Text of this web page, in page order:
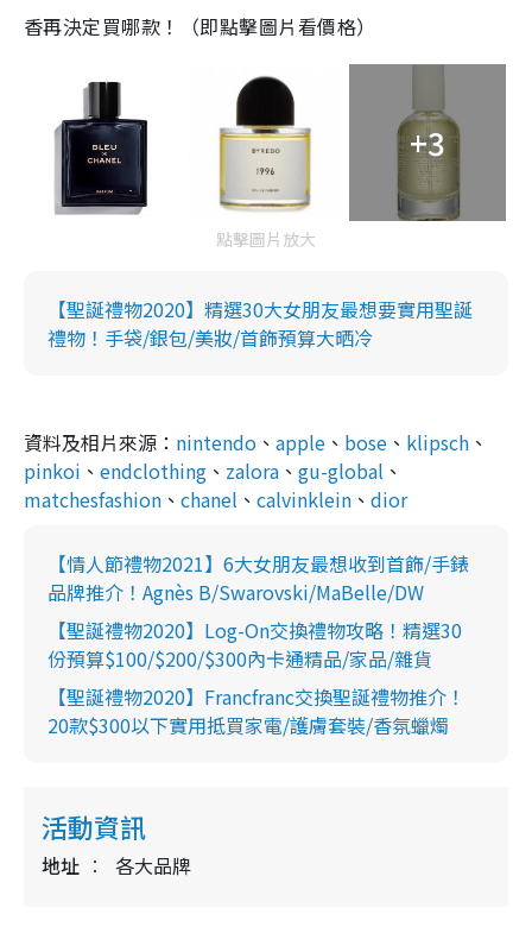
香再決定買哪款！（即點擊圖片看價格）
+3
點擊圖片放大
【聖誕禮物2020】精選30大女朋友最想要實用聖誕
禮物！手袋/銀包/美妝/首飾預算大晒冷
資料及相片來源： nintendo 、 apple 、 bose 、 klipsch 、
pinkoi 、 endclothing 、 zalora 、 gu-global 、
matchesfashion 、 chanel 、 calvinklein 、 dior
【情人節禮物2021】6大女朋友最想收到首飾/手錶
品牌推介！Agnès B/Swarovski/MaBelle/DW
【聖誕禮物2020】Log-On交換禮物攻略！精選30
份預算$100/$200/$300內卡通精品/家品/雜貨
【聖誕禮物2020】Francfranc交換聖誕禮物推介！
20款$300以下實用抵買家電/護膚套裝/香氛蠟燭
活動資訊
地址 各大品牌